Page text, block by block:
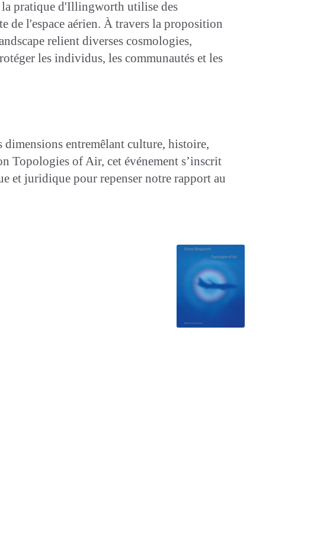
la pratique d'Illingworth utilise des
l'espace aérien. À travers la proposition
relient diverses cosmologies,
les individus, les communautés et les
dimensions entremêlant culture, histoire,
Topologies of Air, cet événement s’inscrit
et juridique pour repenser notre rapport au